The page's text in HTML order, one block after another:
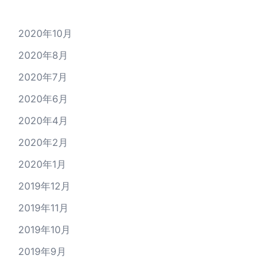
2020年10月
2020年8月
2020年7月
2020年6月
2020年4月
2020年2月
2020年1月
2019年12月
2019年11月
2019年10月
2019年9月